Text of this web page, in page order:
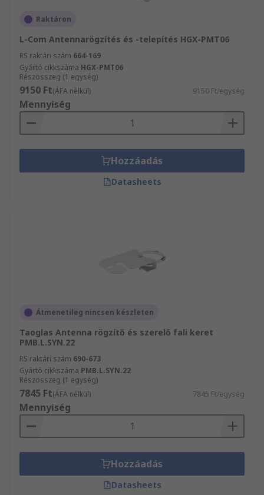
Raktáron
L-Com Antennarögzítés és -telepítés HGX-PMT06
RS raktári szám 664-169
Gyártó cikkszáma HGX-PMT06
Részösszeg (1 egység)
9150 Ft(ÁFA nélkül) 9150 Ft/egység
Mennyiség
Hozzáadás
Datasheets
Átmenetileg nincsen készleten
Taoglas Antenna rögzítő és szerelő fali keret
PMB.L.SYN.22
RS raktári szám 690-673
Gyártó cikkszáma PMB.L.SYN.22
Részösszeg (1 egység)
7845 Ft(ÁFA nélkül) 7845 Ft/egység
Mennyiség
Hozzáadás
Datasheets